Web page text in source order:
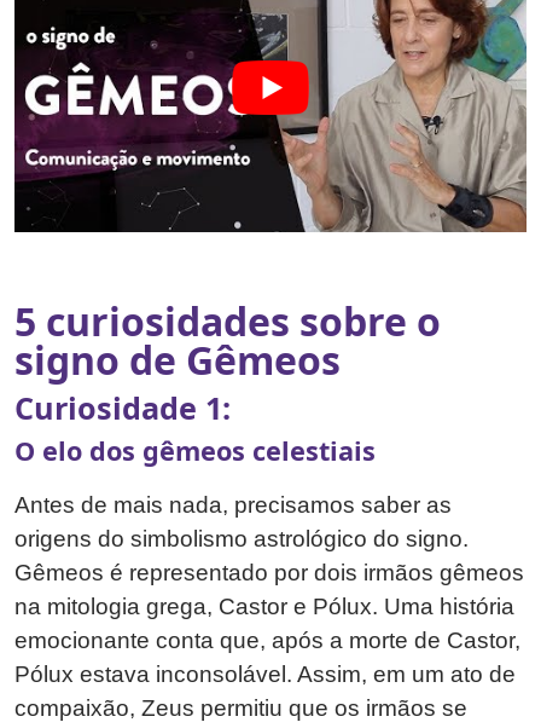
5 curiosidades sobre o
signo de Gêmeos
Curiosidade 1:
O elo dos gêmeos celestiais
Antes de mais nada, precisamos saber as
origens do simbolismo astrológico do signo.
Gêmeos é representado por dois irmãos gêmeos
na mitologia grega, Castor e Pólux. Uma história
emocionante conta que, após a morte de Castor,
Pólux estava inconsolável. Assim, em um ato de
compaixão, Zeus permitiu que os irmãos se